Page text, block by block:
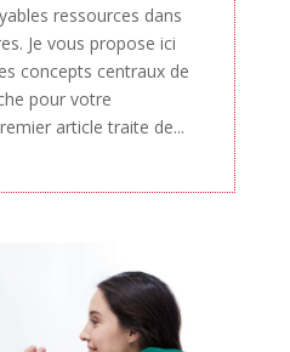
ressources dans
Je vous propose ici
concepts centraux de
pour votre
article traite de...